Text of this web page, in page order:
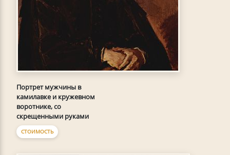
Портрет мужчины в
камилавке и кружевном
воротнике, со
скрещенными руками
СТОИМОСТЬ